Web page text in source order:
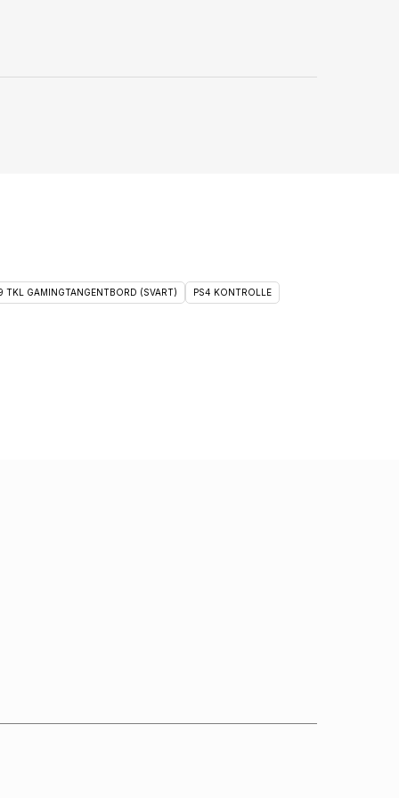
TKL GAMINGTANGENTBORD (SVART) PS4 KONTROLLE